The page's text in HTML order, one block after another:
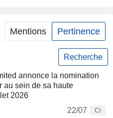
Mentions Pertinence
Recherche
annonce la nomination
au sein de sa haute
2026
22/07
CI